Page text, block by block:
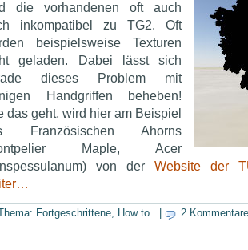
die vorhandenen oft auch
inkompatibel zu TG2. Oft
beispielsweise Texturen
geladen. Dabei lässt sich
dieses Problem mit
Handgriffen beheben!
das geht, wird hier am Beispiel
Französischen Ahorns
Maple, Acer
von der Website der
Fortgeschrittene, How to.. 2 Kommentare